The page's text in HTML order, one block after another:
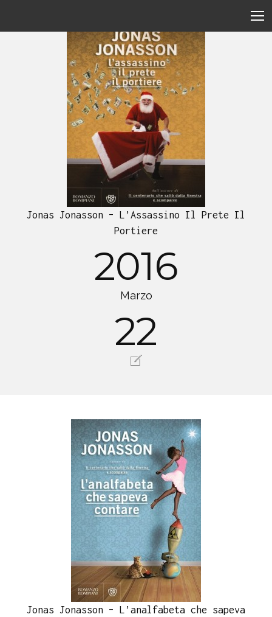
Jonas Jonasson – L’Assassino Il Prete Il
Portiere
2016
Marzo
22
Jonas Jonasson – L’analfabeta che sapeva